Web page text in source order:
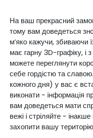
На ваш прекрасний
тому вам доведеться
м’яко кажучи,
має гарну 3D-графіку, і
можете переглянути
себе гордістю та
кожного дня) у вас є
виконати - інформація
вам доведеться мати
вежі і стріляйте -
захопити вашу